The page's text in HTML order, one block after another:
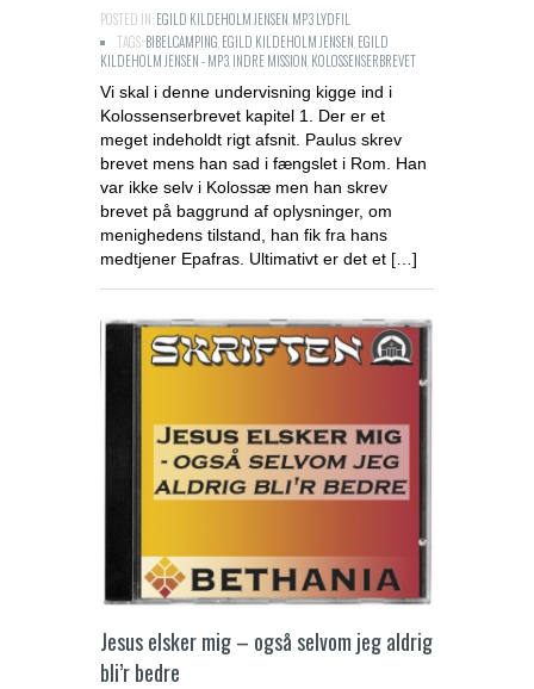
POSTED IN:EGILD KILDEHOLM JENSEN,MP3 LYDFIL
TAGS:BIBELCAMPING,EGILD KILDEHOLM JENSEN,EGILD
KILDEHOLM JENSEN - MP3,INDRE MISSION,KOLOSSENSERBREVET
Vi skal i denne undervisning kigge ind i
Kolossenserbrevet kapitel 1. Der er et
meget indeholdt rigt afsnit. Paulus skrev
brevet mens han sad i fængslet i Rom. Han
var ikke selv i Kolossæ men han skrev
brevet på baggrund af oplysninger, om
menighedens tilstand, han fik fra hans
medtjener Epafras. Ultimativt er det et […]
Jesus elsker mig – også selvom jeg aldrig
bli’r bedre